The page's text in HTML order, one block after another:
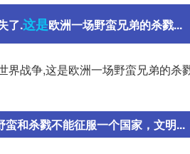
了.这是欧洲一场野蛮兄弟的杀戮...
界战争,这是欧洲一场野蛮兄弟的
和杀戮不能征服一个国家，文明...